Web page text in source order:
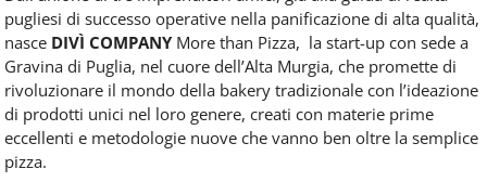
pugliesi di successo operative nella panificazione di alta qualità,
nasce DIVÌ COMPANY More than Pizza, la start-up con sede a
Gravina di Puglia, nel cuore dell’Alta Murgia, che promette di
rivoluzionare il mondo della bakery tradizionale con l’ideazione
di prodotti unici nel loro genere, creati con materie prime
eccellenti e metodologie nuove che vanno ben oltre la semplice
pizza.